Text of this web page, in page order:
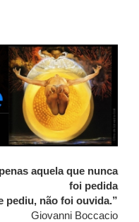
aquela que nunca
foi pedida
pediu, não foi ouvida.”
Giovanni Boccacio